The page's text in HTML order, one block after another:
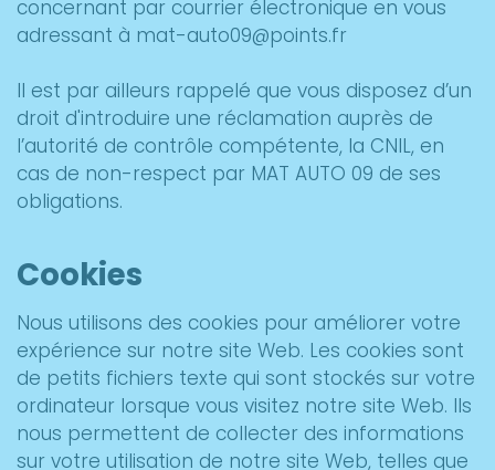
concernant par courrier électronique en vous
adressant à mat-auto09@points.fr
Il est par ailleurs rappelé que vous disposez d’un
droit d'introduire une réclamation auprès de
l’autorité de contrôle compétente, la CNIL, en
cas de non-respect par MAT AUTO 09 de ses
obligations.
Cookies
Nous utilisons des cookies pour améliorer votre
expérience sur notre site Web. Les cookies sont
de petits fichiers texte qui sont stockés sur votre
ordinateur lorsque vous visitez notre site Web. Ils
nous permettent de collecter des informations
sur votre utilisation de notre site Web, telles que